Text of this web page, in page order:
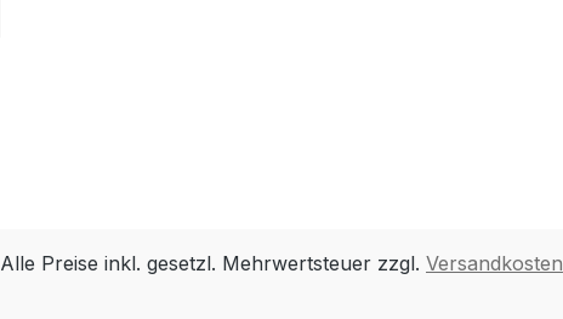
Alle Preise inkl. gesetzl. Mehrwertsteuer zzgl. Versandkosten